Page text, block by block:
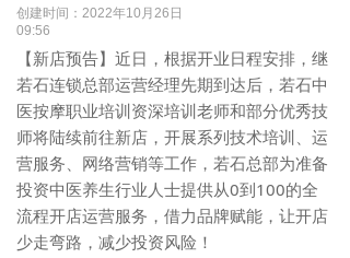
招生简章
求职招聘
联系我们
创建时间： 2022年10月26日
09:56
【新店预告】近日，根据开业日程安排，继
若石连锁总部运营经理先期到达后，若石中
医按摩职业培训资深培训老师和部分优秀技
师将陆续前往新店，开展系列技术培训、运
营服务、网络营销等工作，若石总部为准备
投资中医养生行业人士提供从0到100的全
流程开店运营服务，借力品牌赋能，让开店
少走弯路，减少投资风险！